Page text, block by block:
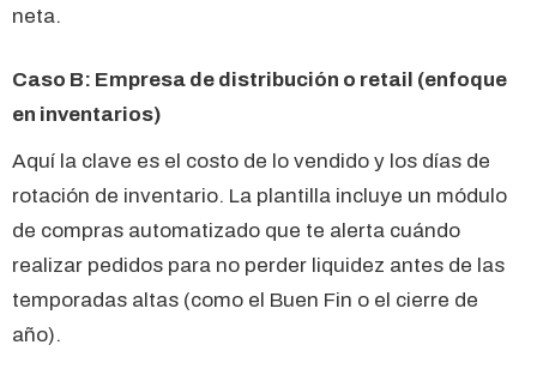
neta.
Caso B: Empresa de distribución o retail (enfoque
en inventarios)
Aquí la clave es el costo de lo vendido y los días de
rotación de inventario. La plantilla incluye un módulo
de compras automatizado que te alerta cuándo
realizar pedidos para no perder liquidez antes de las
temporadas altas (como el Buen Fin o el cierre de
año).